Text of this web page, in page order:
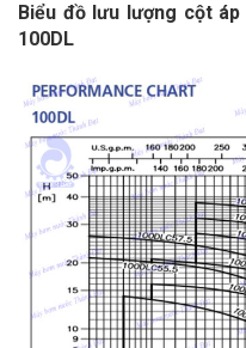
Biểu đồ lưu lượng cột
100DL